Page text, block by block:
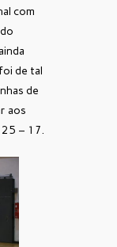
com
de tal
de
aos
– 17.